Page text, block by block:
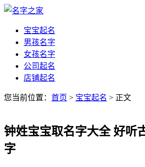
宝宝起名
男孩名字
女孩名字
公司起名
店铺起名
您当前位置： 首页 > 宝宝起名 > 正文
钟姓宝宝取名字大全 好听
字